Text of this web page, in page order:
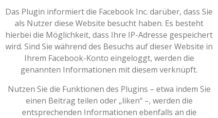
Das Plugin informiert die Facebook Inc. darüber, dass Sie
als Nutzer diese Website besucht haben. Es besteht
hierbei die Möglichkeit, dass Ihre IP-Adresse gespeichert
wird. Sind Sie während des Besuchs auf dieser Website in
Ihrem Facebook-Konto eingeloggt, werden die
genannten Informationen mit diesem verknüpft.
Nutzen Sie die Funktionen des Plugins – etwa indem Sie
einen Beitrag teilen oder „liken“ –, werden die
entsprechenden Informationen ebenfalls an die